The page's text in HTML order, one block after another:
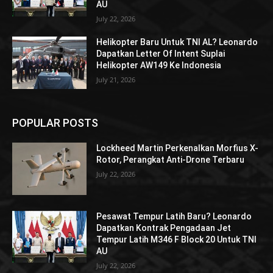
AU
July 22, 2026
Helikopter Baru Untuk TNI AL? Leonardo
Dapatkan Letter Of Intent Suplai
Helikopter AW149 Ke Indonesia
July 21, 2026
POPULAR POSTS
Lockheed Martin Perkenalkan Morfius X-
Rotor, Perangkat Anti-Drone Terbaru
July 22, 2026
Pesawat Tempur Latih Baru? Leonardo
Dapatkan Kontrak Pengadaan Jet
Tempur Latih M346 F Block 20 Untuk TNI
AU
July 22, 2026